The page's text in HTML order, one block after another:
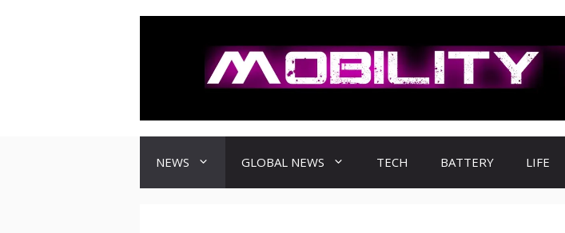
NEWS GLOBAL NEWS TECH BATTERY LIFE